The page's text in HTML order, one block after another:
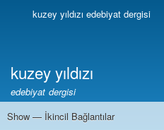
Birincilkuzey yıldızı edebiyat dergisi
kuzey yıldızı
edebiyat dergisi
İkincil
Show — İkincil Bağlantılar